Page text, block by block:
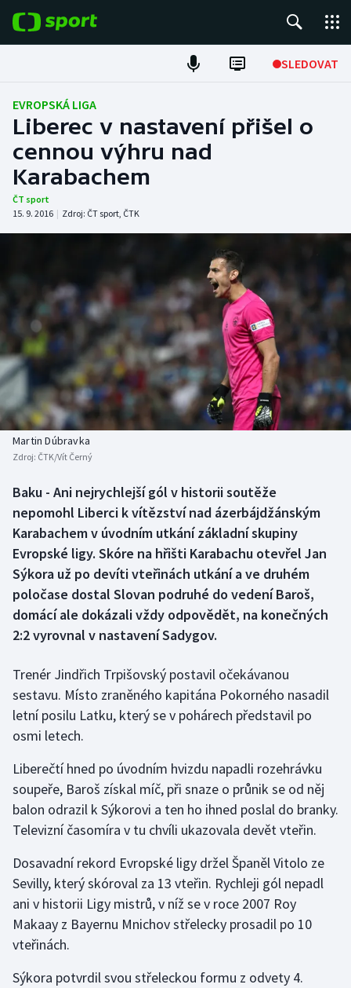
SLEDOVAT
Fotbal
Hokej
Tenis
Atletika
DALŠÍ SPORTY
Americký fotbal
Baseball a softbal
Basketbal
Biatlon
Box
Curling
Dostihy
Futsal
Golf
Gymnastika
Házená
Jezdectví
Krasobruslení
Lezení
NEPŘEHLÉDNĚTE
Soutěže
Historické návraty
Aplikace ČT sport
EVROPSKÁ LIGA
Liberec v nastavení přišel o
cennou výhru nad
Karabachem
ČT sport
15. 9. 2016 | Zdroj: ČT sport, ČTK
Martin Dúbravka
Zdroj: ČTK/Vít Černý
Baku - Ani nejrychlejší gól v historii soutěže
nepomohl Liberci k vítězství nad ázerbájdžánským
Karabachem v úvodním utkání základní skupiny
Evropské ligy. Skóre na hřišti Karabachu otevřel Jan
Sýkora už po devíti vteřinách utkání a ve druhém
poločase dostal Slovan podruhé do vedení Baroš,
domácí ale dokázali vždy odpovědět, na konečných
2:2 vyrovnal v nastavení Sadygov.
Trenér Jindřich Trpišovský postavil očekávanou
sestavu. Místo zraněného kapitána Pokorného nasadil
letní posilu Latku, který se v pohárech představil po
osmi letech.
Liberečtí hned po úvodním hvizdu napadli rozehrávku
soupeře, Baroš získal míč, při snaze o průnik se od něj
balon odrazil k Sýkorovi a ten ho ihned poslal do branky.
Televizní časomíra v tu chvíli ukazovala devět vteřin.
Dosavadní rekord Evropské ligy držel Španěl Vitolo ze
Sevilly, který skóroval za 13 vteřin. Rychleji gól nepadl
ani v historii Ligy mistrů, v níž se v roce 2007 Roy
Makaay z Bayernu Mnichov střelecky prosadil po 10
vteřinách.
Sýkora potvrdil svou střeleckou formu z odvety 4.